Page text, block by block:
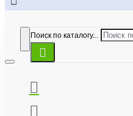
Поиск по каталогу...